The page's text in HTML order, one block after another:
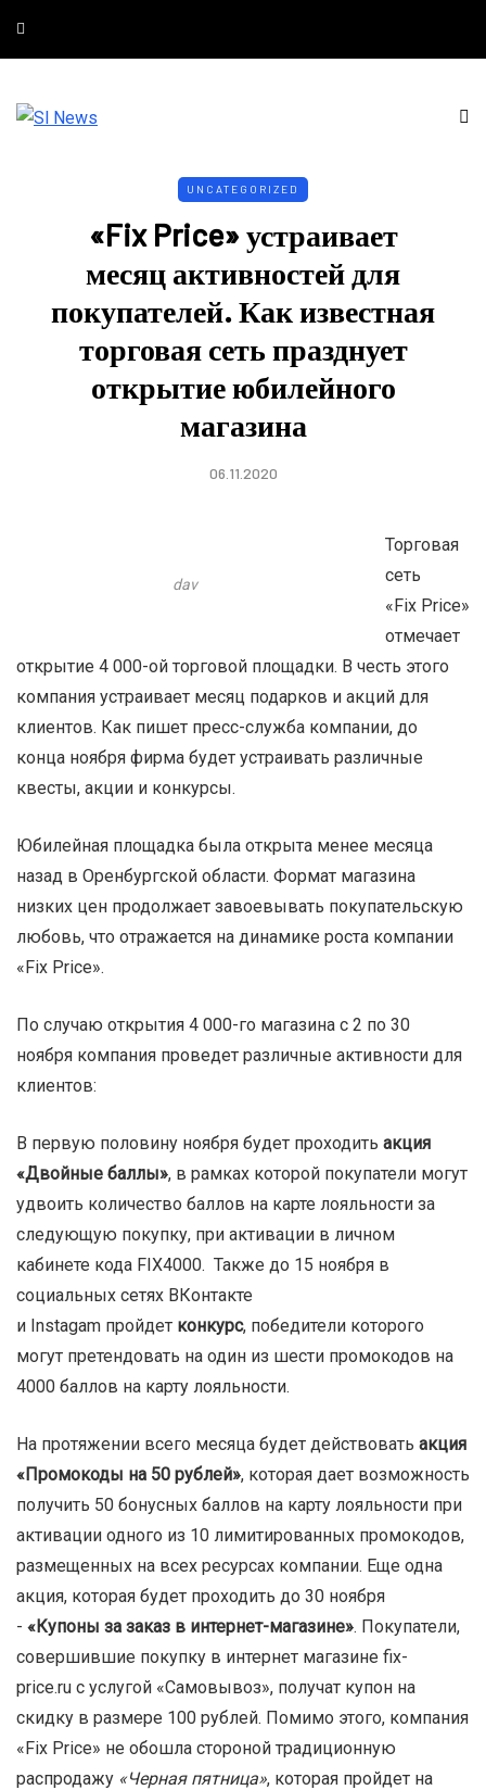
UNCATEGORIZED
«Fix Price» устраивает
месяц активностей для
покупателей. Как известная
торговая сеть празднует
открытие юбилейного
магазина
06.11.2020
dav
Торговая
сеть
«Fix Price»
отмечает
открытие 4 000-ой торговой площадки. В честь этого
компания устраивает месяц подарков и акций для
клиентов. Как пишет пресс-служба компании, до
конца ноября фирма будет устраивать различные
квесты, акции и конкурсы.
Юбилейная площадка была открыта менее месяца
назад в Оренбургской области. Формат магазина
низких цен продолжает завоевывать покупательскую
любовь, что отражается на динамике роста компании
«Fiх Price».
По случаю открытия 4 000-го магазина с 2 по 30
ноября компания проведет различные активности для
клиентов:
В первую половину ноября будет проходить акция
«Двойные баллы», в рамках которой покупатели могут
удвоить количество баллов на карте лояльности за
следующую покупку, при активации в личном
кабинете кода FIX4000. Также до 15 ноября в
социальных сетях ВКонтакте
и Instagam пройдет конкурс, победители которого
могут претендовать на один из шести промокодов на
4000 баллов на карту лояльности.
На протяжении всего месяца будет действовать акция
«Промокоды на 50 рублей», которая дает возможность
получить 50 бонусных баллов на карту лояльности при
активации одного из 10 лимитированных промокодов,
размещенных на всех ресурсах компании. Еще одна
акция, которая будет проходить до 30 ноября
- «Купоны за заказ в интернет-магазине». Покупатели,
совершившие покупку в интернет магазине fix-
price.ru с услугой «Самовывоз», получат купон на
скидку в размере 100 рублей. Помимо этого, компания
«Fix Price» не обошла стороной традиционную
распродажу «Черная пятница», которая пройдет на